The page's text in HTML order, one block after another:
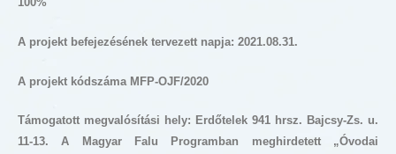
A projekt befejezésének tervezett napja: 2021.08.31.
A projekt kódszáma MFP-OJF/2020
Támogatott megvalósítási hely: Erdőtelek 941 hrsz. Bajcsy-Zs. u.
11-13. A Magyar Falu Programban meghirdetett „Óvodai